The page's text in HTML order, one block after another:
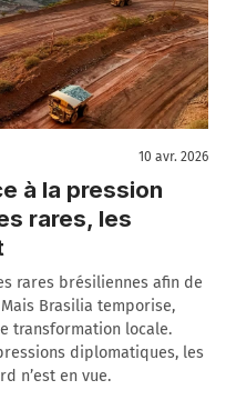
10 avr. 2026
à la pression
rares, les
rares brésiliennes afin de
Brasilia temporise,
transformation locale.
diplomatiques, les
n’est en vue.